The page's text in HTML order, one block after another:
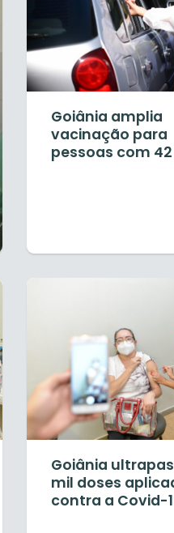
Goiânia amplia
vacinação para
pessoas com
Goiânia
mil doses
contra a Covid-